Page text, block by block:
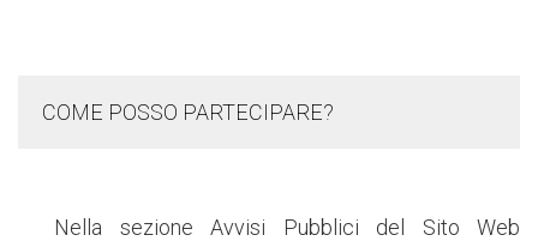
COME POSSO PARTECIPARE?
Nella sezione Avvisi Pubblici del Sito Web